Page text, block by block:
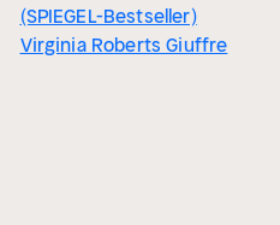
(SPIEGEL-Bestseller)
Virginia Roberts Giuffre